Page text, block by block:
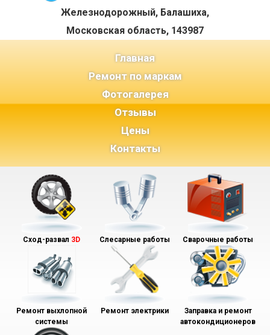
Железнодорожный, Балашиха,
Московская область, 143987
Главная(current)
Ремонт по маркам
Фотогалерея
Отзывы
Цены
Контакты
Сход-развал 3D Слесарные работы Сварочные работы
Ремонт выхлопной
системы
Ремонт электрики
Заправка и ремонт
автокондиционеров